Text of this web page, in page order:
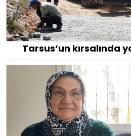
Tarsus’un kırsalında